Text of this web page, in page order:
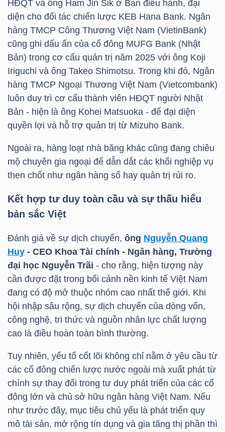
HĐQT và ông Ham Jin Sik ở Ban điều hành, đại
diện cho đối tác chiến lược KEB Hana Bank. Ngân
hàng TMCP Công Thương Việt Nam (VietinBank)
cũng ghi dấu ấn của cổ đông MUFG Bank (Nhật
Bản) trong cơ cấu quản trị năm 2025 với ông Koji
Iriguchi và ông Takeo Shimotsu. Trong khi đó, Ngân
hàng TMCP Ngoại Thương Việt Nam (Vietcombank)
luôn duy trì cơ cấu thành viên HĐQT người Nhật
Bản - hiện là ông Kohei Matsuoka - để đại diện
quyền lợi và hỗ trợ quản trị từ Mizuho Bank.
Ngoài ra, hàng loạt nhà băng khác cũng đang chiêu
mộ chuyên gia ngoại để dẫn dắt các khối nghiệp vụ
then chốt như ngân hàng số hay quản trị rủi ro.
Kết hợp tư duy toàn cầu và sự thấu hiểu
bản sắc Việt
Đánh giá về sự dịch chuyển, ông Nguyễn Quang
Huy - CEO Khoa Tài chính - Ngân hàng, Trường
đại học Nguyễn Trãi - cho rằng, hiện tượng này
cần được đặt trong bối cảnh nền kinh tế Việt Nam
đang có độ mở thuộc nhóm cao nhất thế giới. Khi
hội nhập sâu rộng, sự dịch chuyển của dòng vốn,
công nghệ, tri thức và nguồn nhân lực chất lượng
cao là điều hoàn toàn bình thường.
Tuy nhiên, yếu tố cốt lõi không chỉ nằm ở yêu cầu từ
các cổ đông chiến lược nước ngoài mà xuất phát từ
chính sự thay đổi trong tư duy phát triển của các cổ
đông lớn và chủ sở hữu ngân hàng Việt Nam. Nếu
như trước đây, mục tiêu chủ yếu là phát triển quy
mô tài sản, mở rộng tín dụng và gia tăng thị phần thì
TRÁI
PHIẾU
CÔNG
CỤ
ĐẦU
TƯ
TRUY
Ngành
(-)
SECTOR
NĂNG
LƯỢNG